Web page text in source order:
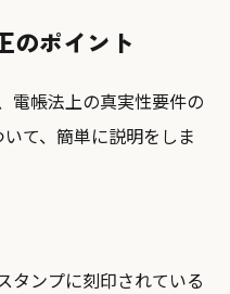
のポイント
電帳法上の真実性要件の
て、簡単に説明をしま
タンプに刻印されている